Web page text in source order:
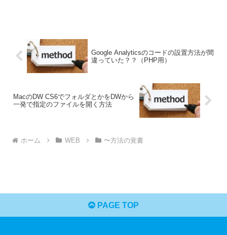
Google Analyticsのコードの設置方法が間
違っていた？？（PHP用）
MacのDW CS6でフォルダとかをDWから
一発で指定のファイルを開く方法
ホーム WEB 〜方法の覚書
PAGE TOP